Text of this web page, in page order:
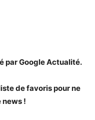
par Google Actualité.
de favoris pour ne
news !